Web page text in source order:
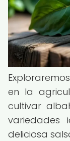
en la
cultivar
deliciosa